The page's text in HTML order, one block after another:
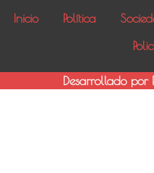
Inicio Política
Desarrollado por